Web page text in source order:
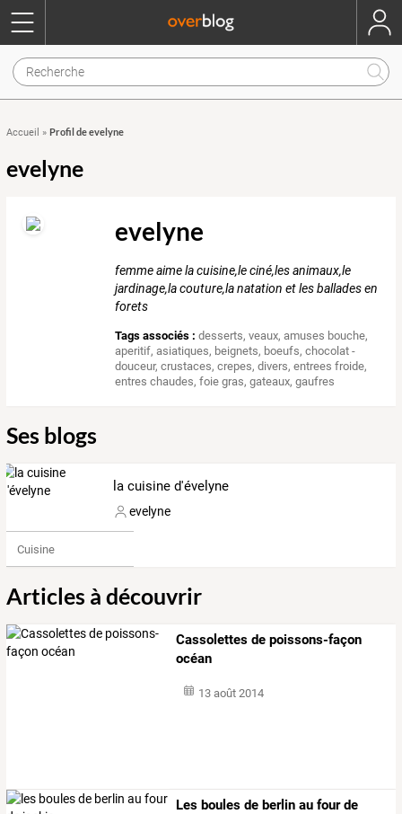
Accueil » Profil de evelyne
evelyne
evelyne
femme aime la cuisine,le ciné,les animaux,le
jardinage,la couture,la natation et les ballades en
forets
Tags associés : desserts,veaux,amuses bouche,
aperitif,asiatiques, beignets, boeufs,chocolat -
douceur,crustaces,crepes,divers,entrees froide,
entres chaudes,foie gras,gateaux,gaufres
Ses blogs
la cuisine d'évelyne
evelyne
Cuisine
Articles à découvrir
Cassolettes de poissons-façon
océan
13 août 2014
Les boules de berlin au four de